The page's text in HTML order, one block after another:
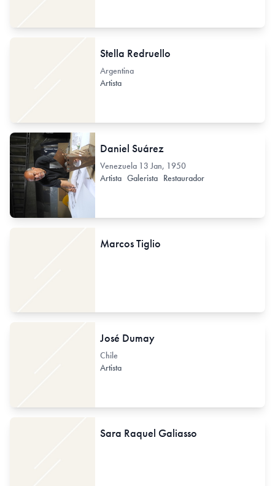
Stella Redruello
Argentina
Artista
Daniel Suárez
Venezuela 13 Jan, 1950
Artista Galerista Restaurador
Marcos Tiglio
José Dumay
Chile
Artista
Sara Raquel Galiasso